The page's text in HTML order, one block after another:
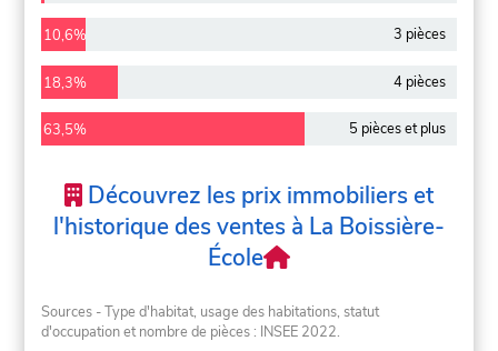
10,6% 3 pièces
18,3% 4 pièces
63,5% 5 pièces et plus
Découvrez les prix immobiliers et
l'historique des ventes à La Boissière-
École
Sources - Type d'habitat, usage des habitations, statut
d'occupation et nombre de pièces : INSEE 2022.